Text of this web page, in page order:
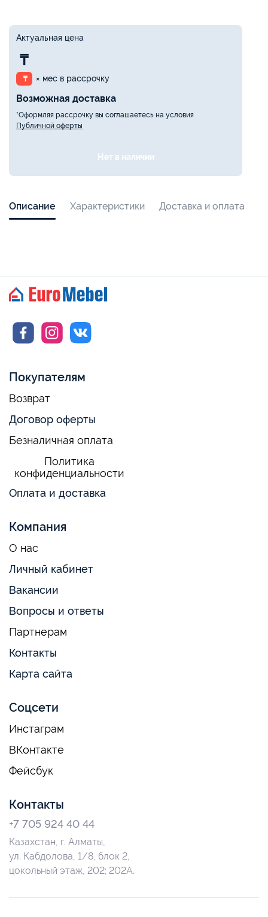
Актуальная цена
₸
₸ × мес в рассрочку
Возможная доставка
*Оформляя рассрочку вы соглашаетесь на условия
Публичной оферты
Нет в наличии
Описание Характеристики Доставка и оплата
Покупателям
Возврат
Договор оферты
Безналичная оплата
Политика
конфиденциальности
Оплата и доставка
Компания
О нас
Личный кабинет
Вакансии
Вопросы и ответы
Партнерам
Контакты
Карта сайта
Соцсети
Инстаграм
ВКонтакте
Фейсбук
Контакты
+7 705 924 40 44
Казахстан, г. Алматы,
ул. Кабдолова, 1/8, блок 2,
цокольный этаж, 202; 202А.